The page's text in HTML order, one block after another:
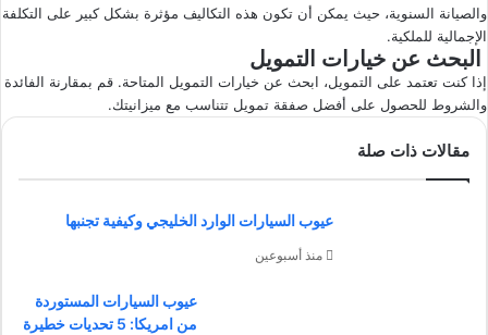
والصيانة السنوية، حيث يمكن أن تكون هذه التكاليف مؤثرة بشكل كبير على التكلفة
الإجمالية للملكية.
البحث عن خيارات التمويل
إذا كنت تعتمد على التمويل، ابحث عن خيارات التمويل المتاحة. قم بمقارنة الفائدة
والشروط للحصول على أفضل صفقة تمويل تتناسب مع ميزانيتك.
مقالات ذات صلة
عيوب السيارات الوارد الخليجي وكيفية تجنبها
منذ أسبوعين
عيوب السيارات المستوردة
من امريكا: 5 تحديات خطيرة